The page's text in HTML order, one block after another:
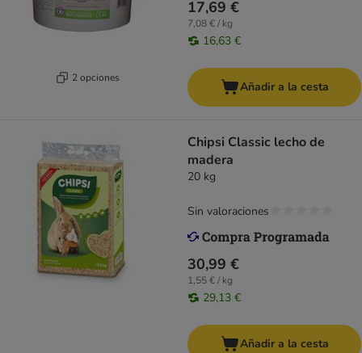
2 opciones
17,69 €
7,08 € / kg
16,63 €
Añadir a la cesta
Chipsi Classic lecho de
madera
20 kg
30,99 €
1,55 € / kg
29,13 €
Sin valoraciones
Añadir a la cesta